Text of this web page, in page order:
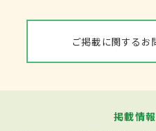
ご掲載に関するお
掲載情